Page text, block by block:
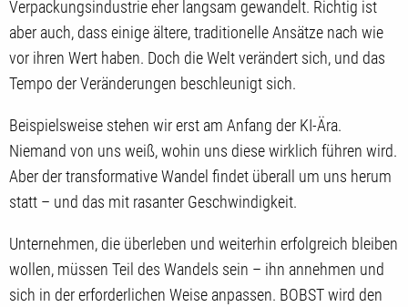
Verpackungsindustrie eher langsam gewandelt. Richtig ist
aber auch, dass einige ältere, traditionelle Ansätze nach wie
vor ihren Wert haben. Doch die Welt verändert sich, und das
Tempo der Veränderungen beschleunigt sich.
Beispielsweise stehen wir erst am Anfang der KI-Ära.
Niemand von uns weiß, wohin uns diese wirklich führen wird.
Aber der transformative Wandel findet überall um uns herum
statt – und das mit rasanter Geschwindigkeit.
Unternehmen, die überleben und weiterhin erfolgreich bleiben
wollen, müssen Teil des Wandels sein – ihn annehmen und
sich in der erforderlichen Weise anpassen. BOBST wird den